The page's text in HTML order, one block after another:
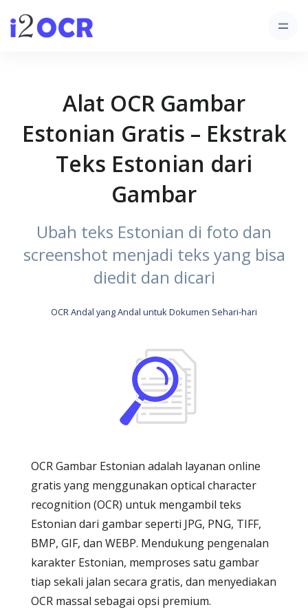
Alat OCR Gambar
Estonian Gratis – Ekstrak
Teks Estonian dari
Gambar
Ubah teks Estonian di foto dan
screenshot menjadi teks yang bisa
diedit dan dicari
OCR Andal yang Andal untuk Dokumen Sehari-hari
OCR Gambar Estonian adalah layanan online
gratis yang menggunakan optical character
recognition (OCR) untuk mengambil teks
Estonian dari gambar seperti JPG, PNG, TIFF,
BMP, GIF, dan WEBP. Mendukung pengenalan
karakter Estonian, memproses satu gambar
tiap sekali jalan secara gratis, dan menyediakan
OCR massal sebagai opsi premium.